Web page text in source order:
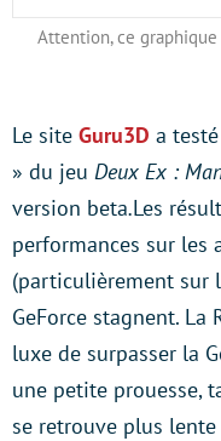
Attention, ce
Le site Guru3D a
» du jeu Deux Ex :
version beta.Les
performances sur les
(particulièrement sur
GeForce stagnent. La
luxe de surpasser la
une petite prouesse,
se retrouve plus lente